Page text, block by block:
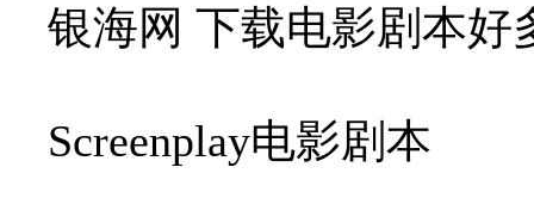
银海网 下载电影剧本好
Screenplay电影剧本